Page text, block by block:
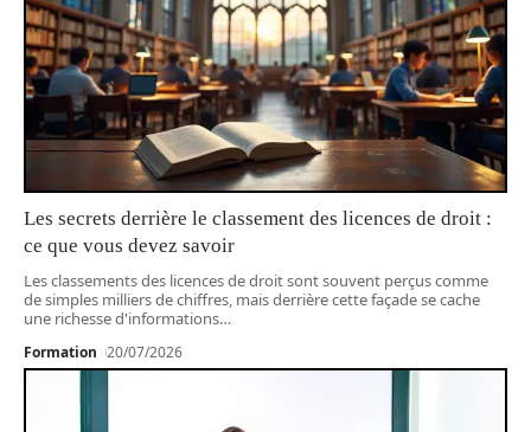
Les secrets derrière le classement des licences de droit :
ce que vous devez savoir
Les classements des licences de droit sont souvent perçus comme
de simples milliers de chiffres, mais derrière cette façade se cache
une richesse d'informations…
Formation 20/07/2026